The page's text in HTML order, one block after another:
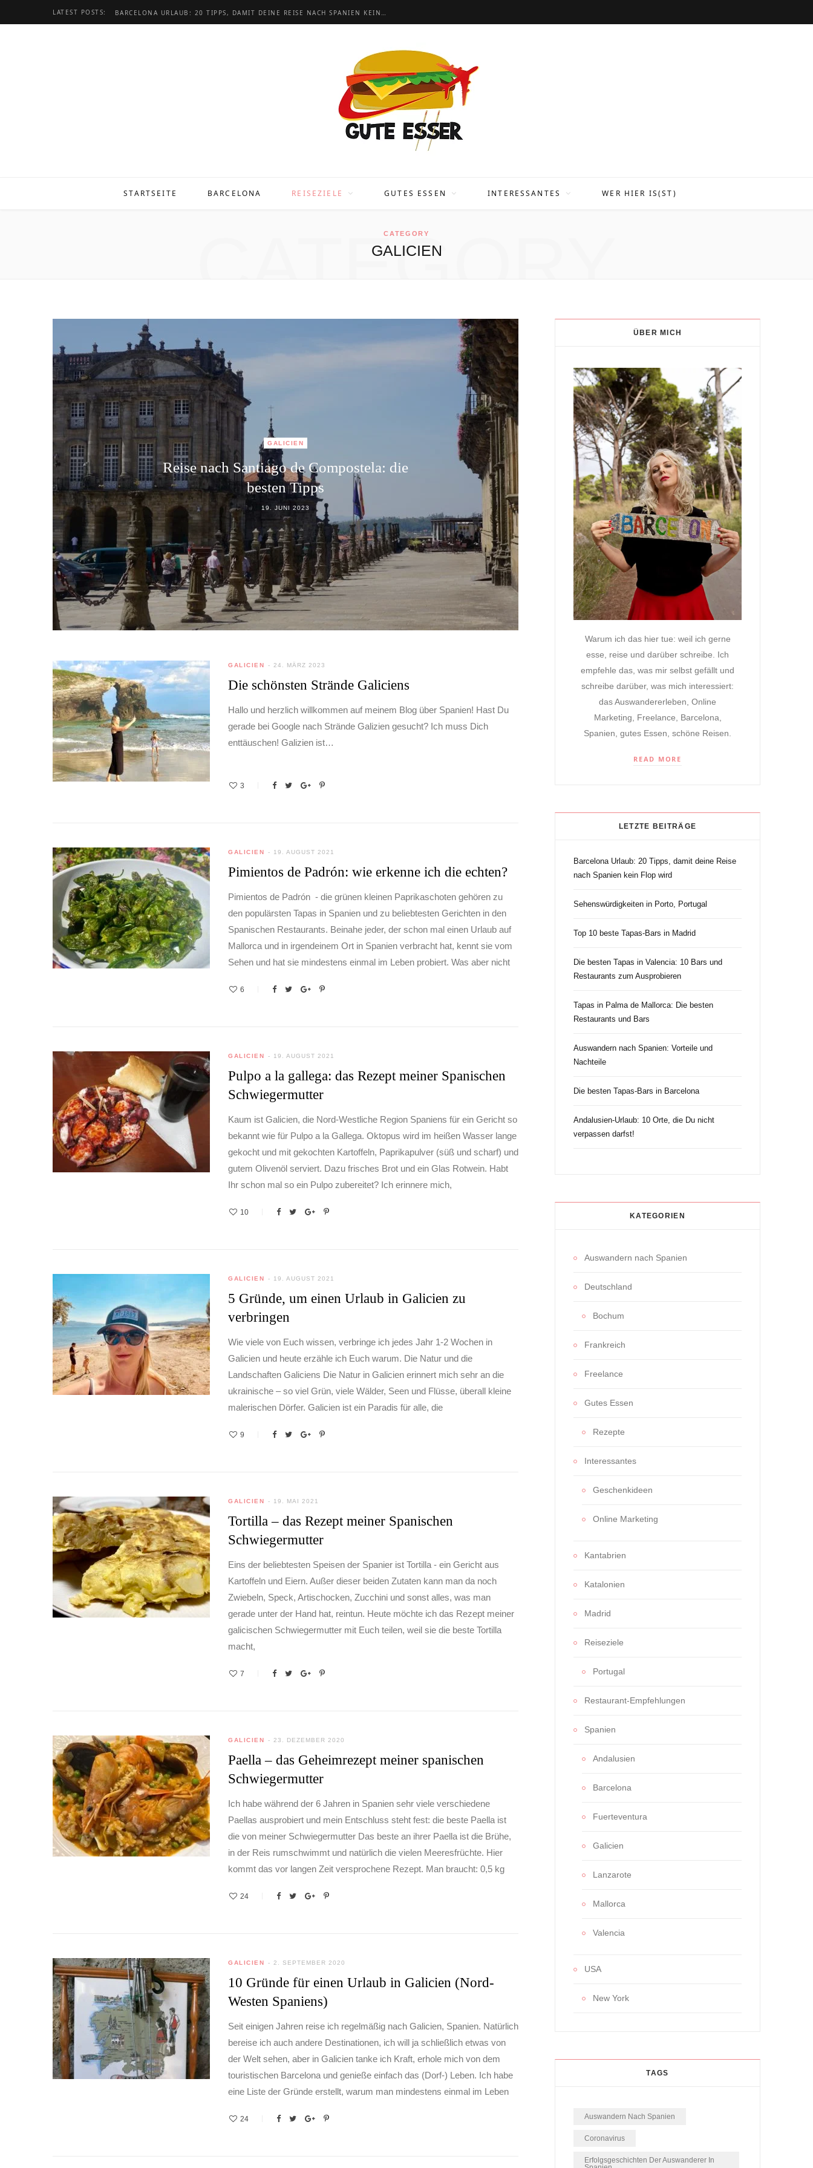
LATEST POSTS: BARCELONA URLAUB: 20 TIPPS, DAMIT DEINE REISE NACH SPANIEN KEIN FLOP WIRD
STARTSEITE BARCELONA REISEZIELE GUTES ESSEN INTERESSANTES WER HIER IS(ST)
CATEGORY
GALICIEN
CATEGORY
GALICIEN
Reise nach Santiago de Compostela: die
besten Tipps
19. JUNI 2023
GALICIEN 24. MÄRZ 2023
Die schönsten Strände Galiciens
Hallo und herzlich willkommen auf meinem Blog über Spanien! Hast Du
gerade bei Google nach Strände Galizien gesucht? Ich muss Dich
enttäuschen! Galizien ist…
3
GALICIEN 19. AUGUST 2021
Pimientos de Padrón: wie erkenne ich die echten?
Pimientos de Padrón - die grünen kleinen Paprikaschoten gehören zu
den populärsten Tapas in Spanien und zu beliebtesten Gerichten in den
Spanischen Restaurants. Beinahe jeder, der schon mal einen Urlaub auf
Mallorca und in irgendeinem Ort in Spanien verbracht hat, kennt sie vom
Sehen und hat sie mindestens einmal im Leben probiert. Was aber nicht
6
GALICIEN 19. AUGUST 2021
Pulpo a la gallega: das Rezept meiner Spanischen
Schwiegermutter
Kaum ist Galicien, die Nord-Westliche Region Spaniens für ein Gericht so
bekannt wie für Pulpo a la Gallega. Oktopus wird im heißen Wasser lange
gekocht und mit gekochten Kartoffeln, Paprikapulver (süß und scharf) und
gutem Olivenöl serviert. Dazu frisches Brot und ein Glas Rotwein. Habt
Ihr schon mal so ein Pulpo zubereitet? Ich erinnere mich,
10
GALICIEN 19. AUGUST 2021
5 Gründe, um einen Urlaub in Galicien zu
verbringen
Wie viele von Euch wissen, verbringe ich jedes Jahr 1-2 Wochen in
Galicien und heute erzähle ich Euch warum. Die Natur und die
Landschaften Galiciens Die Natur in Galicien erinnert mich sehr an die
ukrainische – so viel Grün, viele Wälder, Seen und Flüsse, überall kleine
malerischen Dörfer. Galicien ist ein Paradis für alle, die
9
GALICIEN 19. MAI 2021
Tortilla – das Rezept meiner Spanischen
Schwiegermutter
Eins der beliebtesten Speisen der Spanier ist Tortilla - ein Gericht aus
Kartoffeln und Eiern. Außer dieser beiden Zutaten kann man da noch
Zwiebeln, Speck, Artischocken, Zucchini und sonst alles, was man
gerade unter der Hand hat, reintun. Heute möchte ich das Rezept meiner
galicischen Schwiegermutter mit Euch teilen, weil sie die beste Tortilla
macht,
7
GALICIEN 23. DEZEMBER 2020
Paella – das Geheimrezept meiner spanischen
Schwiegermutter
Ich habe während der 6 Jahren in Spanien sehr viele verschiedene
Paellas ausprobiert und mein Entschluss steht fest: die beste Paella ist
die von meiner Schwiegermutter Das beste an ihrer Paella ist die Brühe,
in der Reis rumschwimmt und natürlich die vielen Meeresfrüchte. Hier
kommt das vor langen Zeit versprochene Rezept. Man braucht: 0,5 kg
24
GALICIEN 2. SEPTEMBER 2020
10 Gründe für einen Urlaub in Galicien (Nord-
Westen Spaniens)
Seit einigen Jahren reise ich regelmäßig nach Galicien, Spanien. Natürlich
bereise ich auch andere Destinationen, ich will ja schließlich etwas von
der Welt sehen, aber in Galicien tanke ich Kraft, erhole mich von dem
touristischen Barcelona und genieße einfach das (Dorf-) Leben. Ich habe
eine Liste der Gründe erstellt, warum man mindestens einmal im Leben
24
ÜBER MICH
Warum ich das hier tue: weil ich gerne
esse, reise und darüber schreibe. Ich
empfehle das, was mir selbst gefällt und
schreibe darüber, was mich interessiert:
das Auswandererleben, Online
Marketing, Freelance, Barcelona,
Spanien, gutes Essen, schöne Reisen.
READ MORE
LETZTE BEITRÄGE
Barcelona Urlaub: 20 Tipps, damit deine Reise
nach Spanien kein Flop wird
Sehenswürdigkeiten in Porto, Portugal
Top 10 beste Tapas-Bars in Madrid
Die besten Tapas in Valencia: 10 Bars und
Restaurants zum Ausprobieren
Tapas in Palma de Mallorca: Die besten
Restaurants und Bars
Auswandern nach Spanien: Vorteile und
Nachteile
Die besten Tapas-Bars in Barcelona
Andalusien-Urlaub: 10 Orte, die Du nicht
verpassen darfst!
KATEGORIEN
Auswandern nach Spanien
Deutschland
Bochum
Frankreich
Freelance
Gutes Essen
Rezepte
Interessantes
Geschenkideen
Online Marketing
Kantabrien
Katalonien
Madrid
Reiseziele
Portugal
Restaurant-Empfehlungen
Spanien
Andalusien
Barcelona
Fuerteventura
Galicien
Lanzarote
Mallorca
Valencia
USA
New York
TAGS
Auswandern Nach Spanien
Coronavirus
Erfolgsgeschichten Der Auswanderer In